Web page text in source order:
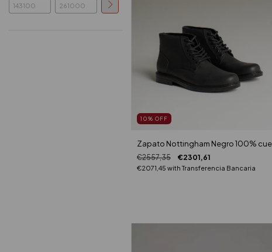
10% OFF
Zapato Nottingham Negro 100%
€2557,35 €2301,61
€2071,45 with Transferencia Bancaria